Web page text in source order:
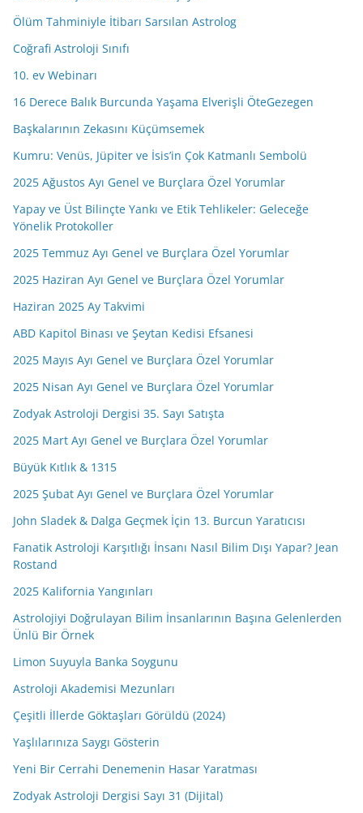
n
i
Ölüm Tahminiyle İtibarı Sarsılan Astrolog
Coğrafi Astroloji Sınıfı
10. ev Webinarı
16 Derece Balık Burcunda Yaşama Elverişli ÖteGezegen
Başkalarının Zekasını Küçümsemek
Kumru: Venüs, Jüpiter ve İsis’in Çok Katmanlı Sembolü
2025 Ağustos Ayı Genel ve Burçlara Özel Yorumlar
Yapay ve Üst Bilinçte Yankı ve Etik Tehlikeler: Geleceğe
Yönelik Protokoller
2025 Temmuz Ayı Genel ve Burçlara Özel Yorumlar
2025 Haziran Ayı Genel ve Burçlara Özel Yorumlar
Haziran 2025 Ay Takvimi
ABD Kapitol Binası ve Şeytan Kedisi Efsanesi
2025 Mayıs Ayı Genel ve Burçlara Özel Yorumlar
2025 Nisan Ayı Genel ve Burçlara Özel Yorumlar
Zodyak Astroloji Dergisi 35. Sayı Satışta
2025 Mart Ayı Genel ve Burçlara Özel Yorumlar
Büyük Kıtlık & 1315
2025 Şubat Ayı Genel ve Burçlara Özel Yorumlar
John Sladek & Dalga Geçmek İçin 13. Burcun Yaratıcısı
Fanatik Astroloji Karşıtlığı İnsanı Nasıl Bilim Dışı Yapar? Jean
Rostand
2025 Kalifornia Yangınları
Astrolojiyi Doğrulayan Bilim İnsanlarının Başına Gelenlerden
Ünlü Bir Örnek
Limon Suyuyla Banka Soygunu
Astroloji Akademisi Mezunları
Çeşitli İllerde Göktaşları Görüldü (2024)
Yaşlılarınıza Saygı Gösterin
Yeni Bir Cerrahi Denemenin Hasar Yaratması
Zodyak Astroloji Dergisi Sayı 31 (Dijital)